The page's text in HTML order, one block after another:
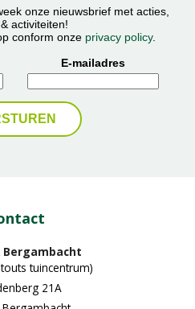
onze nieuwsbrief met acties,
activiteiten!
conform onze privacy policy.
E-mailadres
Bergambacht
tuincentrum)
21A